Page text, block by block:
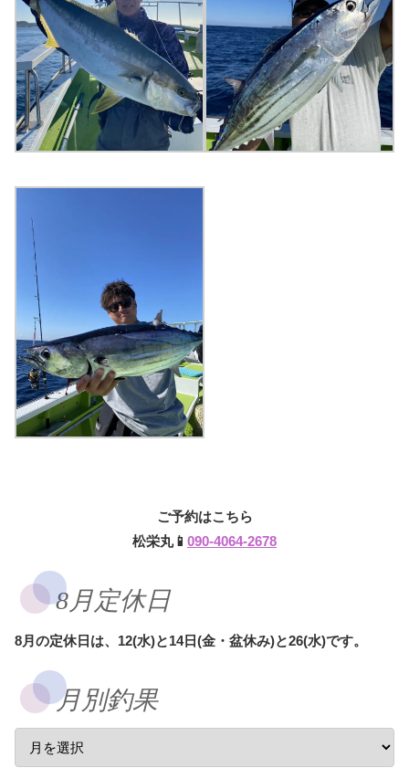
ご予約はこちら
松栄丸📱 090-4064-2678
8月定休日
8月の定休日は、12(水)と14日(金・盆休み)と26(水)です。
月別釣果